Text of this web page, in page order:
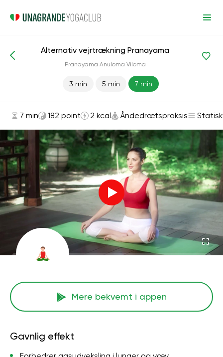
Asanas og øvelser Åndedrætspraksis
Alternativ vejrtrækning Pranayama
Pranayama Anuloma Viloma
3 min 5 min 7 min
7 min 182 point 2 kcal Åndedrætspraksis Statisk
Mere bekvemt i appen
Gavnlig effekt